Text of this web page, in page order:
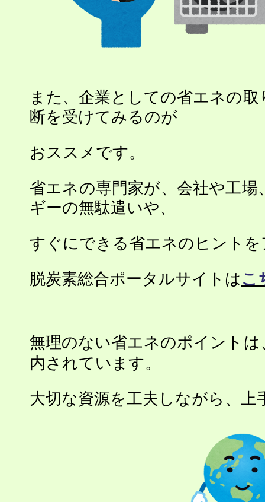
また、企業としての省エネの
断を受けてみるのが
おススメです。
省エネの専門家が、会社や工
ギーの無駄遣いや、
すぐにできる省エネのヒント
脱炭素総合ポータルサイトは こ
無理のない省エネのポイントは
内されています。
大切な資源を工夫しながら、上